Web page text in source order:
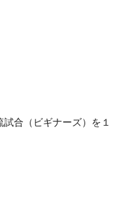
合（ビギナーズ）を１